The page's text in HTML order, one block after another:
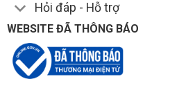
Hỏi đáp - Hỗ trợ
WEBSITE ĐÃ THÔNG BÁO